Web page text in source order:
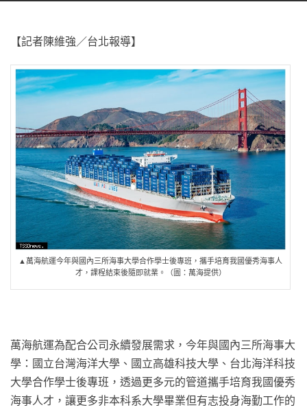
【記者陳維強／台北報導】
▲萬海航運今年與國內三所海事大學合作學士後專班，攜手培育我國優秀海事人
才，課程結束後隨即就業。（圖：萬海提供）
萬海航運為配合公司永續發展需求，今年與國內三所海事大
學：國立台灣海洋大學、國立高雄科技大學、台北海洋科技
大學合作學士後專班，透過更多元的管道攜手培育我國優秀
海事人才，讓更多非本科系大學畢業但有志投身海勤工作的